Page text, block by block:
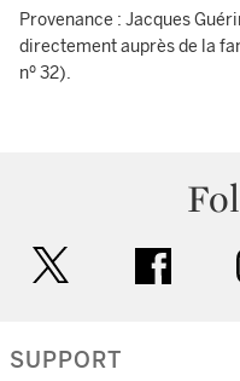
Provenance : Jacques
directement auprès de la
nº 32).
SUPPORT